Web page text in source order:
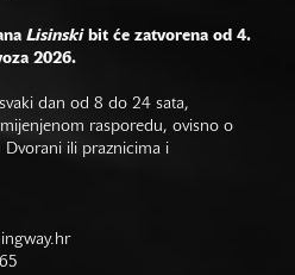
Lisinskibit će zatvorena od 4.
2026.
dan od 8 do 24 sata,
rasporedu, ovisno o
ili praznicima i